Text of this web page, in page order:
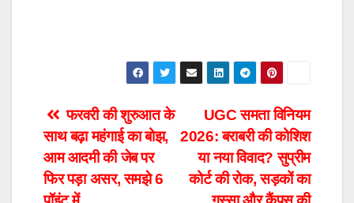
Post
navigation
UGC समता विनियम
2026: बराबरी की कोशिश
या नया विवाद? सुप्रीम
कोर्ट की रोक, सड़कों का
फरवरी की शुरुआत के
साथ बढ़ा महंगाई का बोझ,
आम आदमी की जेब पर
फिर पड़ा असर, समझे 6